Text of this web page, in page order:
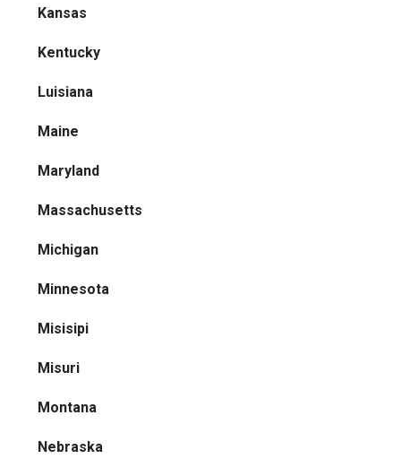
Kansas
Kentucky
Luisiana
Maine
Maryland
Massachusetts
Michigan
Minnesota
Misisipi
Misuri
Montana
Nebraska